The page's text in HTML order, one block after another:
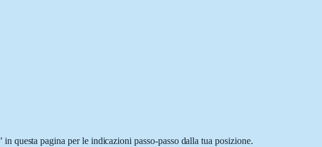
questa pagina per le indicazioni passo-passo dalla tua posizione.